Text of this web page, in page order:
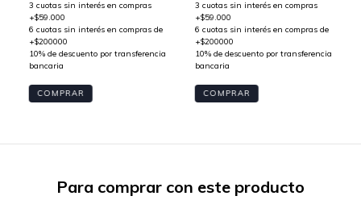
COMPRAR COMPRAR
Para comprar con este producto